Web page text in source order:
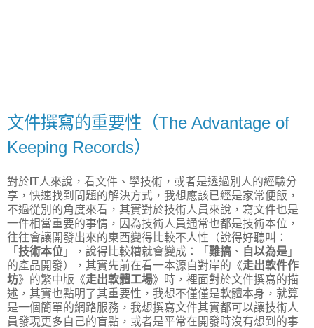
文件撰寫的重要性（The Advantage of
Keeping Records）
對於 IT人來說，看文件、學技術，或者是透過別人的經驗分
享，快速找到問題的解決方式，我想應該已經是家常便飯，
不過從別的角度來看，其實對於技術人員來說，寫文件也是
一件相當重要的事情，因為技術人員通常也都是技術本位，
往往會讓開發出來的東西變得比較不人性（說得好聽叫：
「 技術本位 」，說得比較糟就會變成：「 難搞 、 自以為是 」
的產品開發），其實先前在看一本源自對岸的《走出軟件作
坊》的繁中版《走出軟體工場》時，裡面對於文件撰寫的描
述，其實也點明了其重要性，我想不僅僅是軟體本身，就算
是一個簡單的網路服務，我想撰寫文件其實都可以讓技術人
員發現更多自己的盲點，或者是平常在開發時沒有想到的事